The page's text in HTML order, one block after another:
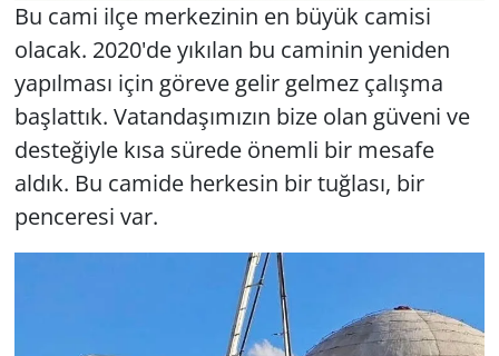
Bu cami ilçe merkezinin en büyük camisi
olacak. 2020'de yıkılan bu caminin yeniden
yapılması için göreve gelir gelmez çalışma
başlattık. Vatandaşımızın bize olan güveni ve
desteğiyle kısa sürede önemli bir mesafe
aldık. Bu camide herkesin bir tuğlası, bir
penceresi var.